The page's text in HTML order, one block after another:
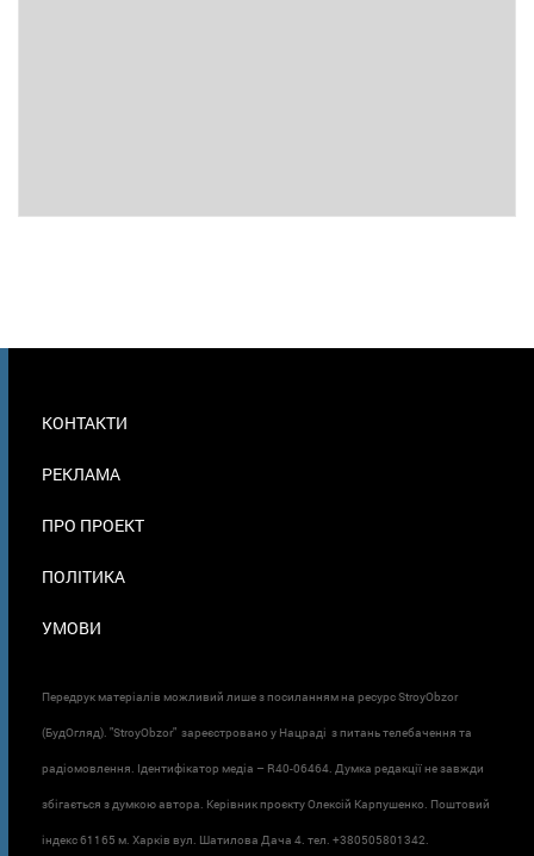
В
КОНТАКТИ
РЕКЛАМА
ПРО ПРОЕКТ
ПОЛІТИКА
УМОВИ
Передрук матеріалів можливий лише з посиланням на ресурс StroyObzor
(БудОгляд). "StroyObzor" зареєстровано у Нацраді з питань телебачення та
радіомовлення. Ідентифікатор медіа – R40-06464. Думка редакції не завжди
збігається з думкою автора. Керівник проєкту Олексій Карпушенко. Поштовий
індекс 61165 м. Харків вул. Шатилова Дача 4. тел. +380505801342.